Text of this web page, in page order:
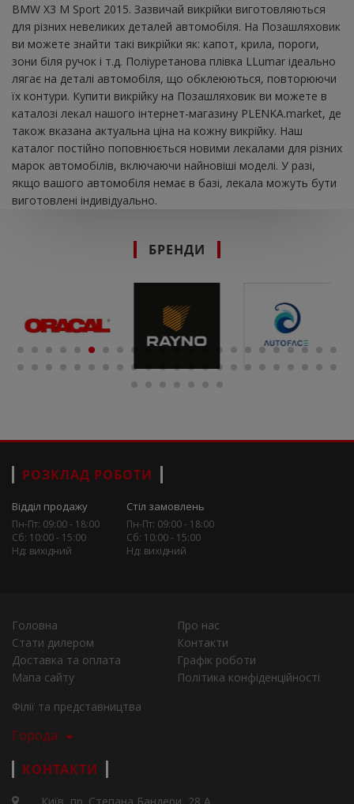
BMW X3 M Sport 2015. Зазвичай викрійки виготовляються
для різних невеликих деталей автомобіля. На Позашляховик
ви можете знайти такі викрійки як: капот, крила, пороги,
зони біля ручок і т.д. Поліуретанова плівка LLumar ідеально
лягає на деталі автомобіля, що обклеюються, повторюючи
їх контури. Купити викрійку на Позашляховик ви можете в
каталозі лекал нашого інтернет-магазину PLENKA.market, де
також вказана актуальна ціна на кожну викрійку. Наш
каталог постійно поповнюється новими лекалами для різних
марок автомобілів, включаючи найновіші моделі. У разі,
якщо вашого автомобіля немає в базі, лекала можуть бути
виготовлені індивідуально.
БРЕНДИ
РОЗКЛАД РОБОТИ
Відділ продажу
Пн-Пт: 09:00 - 18:00
Сб: 10:00 - 15:00
Нд: вихідний
Стіл замовлень
Пн-Пт: 09:00 - 18:00
Сб: 10:00 - 15:00
Нд: вихідний
Головна
Про нас
Стати дилером
Контакти
Доставка та оплата
Графік роботи
Мапа сайту
Політика конфіденційності
Філії та представництва
Города
КОНТАКТИ